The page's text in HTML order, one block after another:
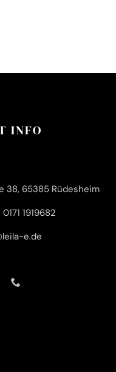
INFO
38, 65385 Rüdesheim
1919682
e.de